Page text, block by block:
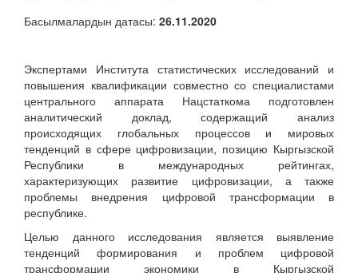
Басылмалардын датасы: 26.11.2020
Экспертами Института статистических исследований и
повышения квалификации совместно со специалистами
центрального аппарата Нацстаткома подготовлен
аналитический доклад, содержащий анализ
происходящих глобальных процессов и мировых
тенденций в сфере цифровизации, позицию Кыргызской
Республики в международных рейтингах,
характеризующих развитие цифровизации, а также
проблемы внедрения цифровой трансформации в
республике.
Целью данного исследования является выявление
тенденций формирования и проблем цифровой
трансформации экономики в Кыргызской